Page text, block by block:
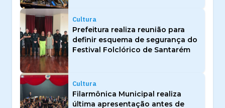
Cultura
Prefeitura realiza reunião para
definir esquema de segurança do
Festival Folclórico de Santarém
Cultura
Filarmônica Municipal realiza
última apresentação antes de